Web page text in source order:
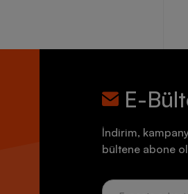
E-
İndirim,
bültene abone